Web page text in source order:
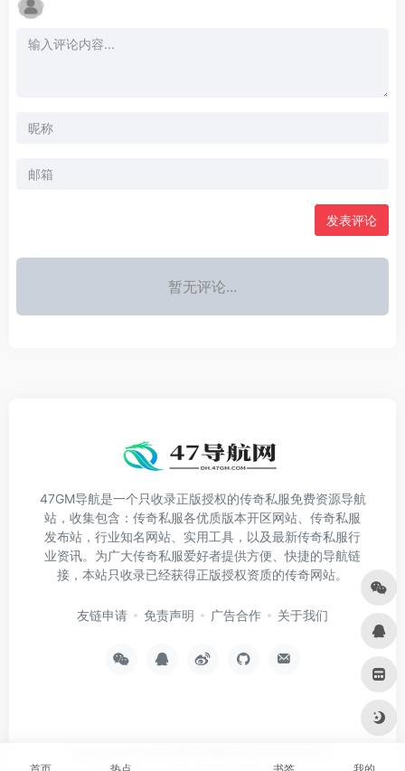
发表评论
暂无评论...
47GM导航是一个只收录正版授权的传奇私服免费资源导航
站，收集包含：传奇私服各优质版本开区网站、传奇私服
发布站，行业知名网站、实用工具，以及最新传奇私服行
业资讯。为广大传奇私服爱好者提供方便、快捷的导航链
接，本站只收录已经获得正版授权资质的传奇网站。
友链申请 免责声明 广告合作 关于我们